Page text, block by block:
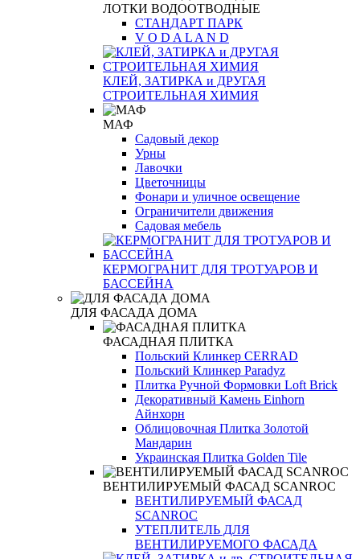
ЛОТКИ ВОДООТВОДНЫЕ
СТАНДАРТ ПАРК
V O D A L A N D
КЛЕЙ, ЗАТИРКА и ДРУГАЯ
СТРОИТЕЛЬНАЯ ХИМИЯ
МАФ
Садовый декор
Урны
Лавочки
Цветочницы
Фонари и уличное освещение
Ограничители движения
Садовая мебель
КЕРМОГРАНИТ ДЛЯ ТРОТУАРОВ И
БАССЕЙНА
ДЛЯ ФАСАДА ДОМА
ФАСАДНАЯ ПЛИТКА
Польский Клинкер CERRAD
Польский Клинкер Paradyz
Плитка Ручной Формовки Loft Brick
Декоративный Камень Einhorn
Айнхорн
Облицовочная Плитка Золотой
Мандарин
Украинская Плитка Golden Tile
ВЕНТИЛИРУЕМЫЙ ФАСАД SCANROC
ВЕНТИЛИРУЕМЫЙ ФАСАД
SCANROC
УТЕПЛИТЕЛЬ ДЛЯ
ВЕНТИЛИРУЕМОГО ФАСАДА